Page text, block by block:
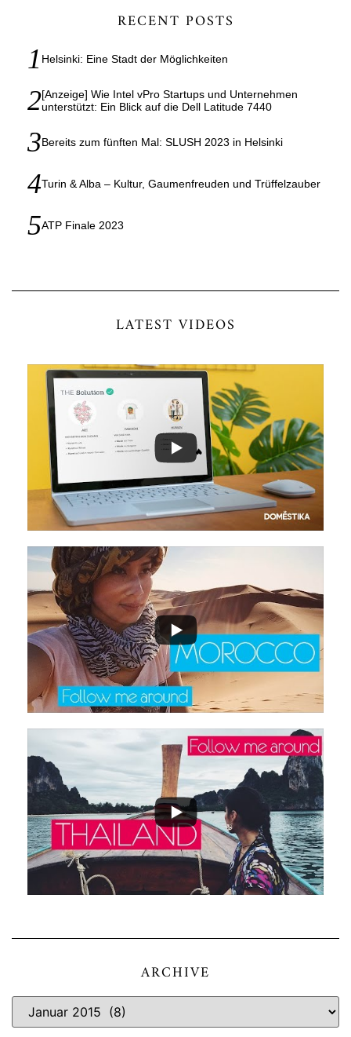
RECENT POSTS
Helsinki: Eine Stadt der Möglichkeiten
[Anzeige] Wie Intel vPro Startups und Unternehmen
unterstützt: Ein Blick auf die Dell Latitude 7440
Bereits zum fünften Mal: SLUSH 2023 in Helsinki
Turin & Alba – Kultur, Gaumenfreuden und Trüffelzauber
ATP Finale 2023
LATEST VIDEOS
ARCHIVE